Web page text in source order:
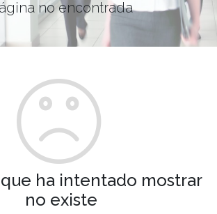
no encontrada
ha intentado mostrar
no existe